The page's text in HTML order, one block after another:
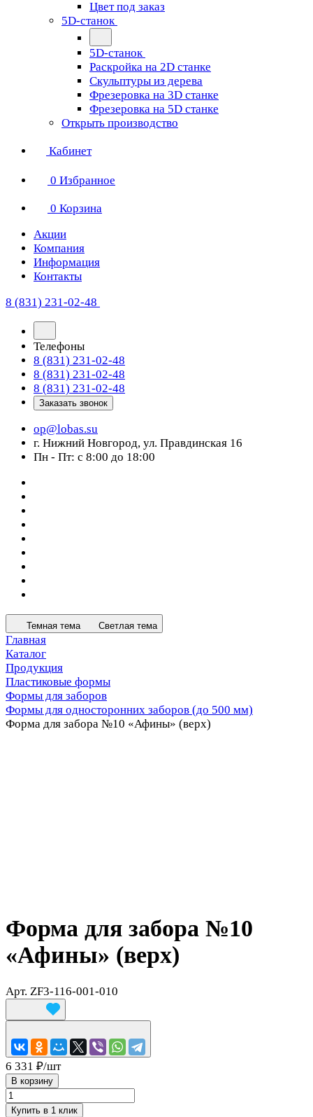
Цвет под заказ
5D-станок
5D-станок
Раскройка на 2D станке
Скульптуры из дерева
Фрезеровка на 3D станке
Фрезеровка на 5D станке
Открыть производство
Кабинет
0 Избранное
0 Корзина
Акции
Компания
Информация
Контакты
8 (831) 231-02-48
Телефоны
8 (831) 231-02-48
8 (831) 231-02-48
8 (831) 231-02-48
Заказать звонок
op@lobas.su
г. Нижний Новгород, ул. Правдинская 16
Пн - Пт: с 8:00 до 18:00
Темная тема Светлая тема
Главная
Каталог
Продукция
Пластиковые формы
Формы для заборов
Формы для односторонних заборов (до 500 мм)
Форма для забора №10 «Афины» (верх)
Форма для забора №10
«Афины» (верх)
Арт. ZF3-116-001-010
6 331 ₽/шт
В корзину
Купить в 1 клик